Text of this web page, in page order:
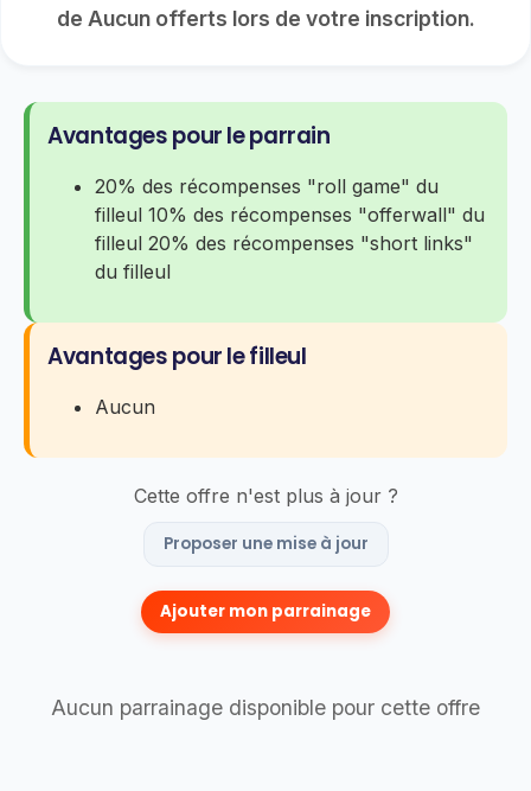
de Aucun offerts lors de votre inscription.
Avantages pour le parrain
20% des récompenses "roll game" du
filleul 10% des récompenses "offerwall" du
filleul 20% des récompenses "short links"
du filleul
Avantages pour le filleul
Aucun
Cette offre n'est plus à jour ?
Proposer une mise à jour
Ajouter mon parrainage
Aucun parrainage disponible pour cette offre